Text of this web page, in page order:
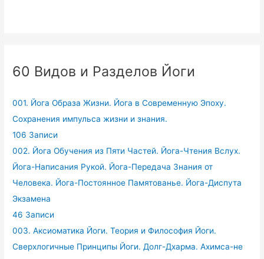
60 Видов и Разделов Йоги
001. Йога Образа Жизни. Йога в Современную Эпоху.
Сохранения импульса жизни и знания.
106 Записи
002. Йога Обучения из Пяти Частей. Йога-Чтения Вслух.
Йога-Написания Рукой. Йога-Передача Знания от
Человека. Йога-Постоянное Памятованье. Йога-Диспута
Экзамена
46 Записи
003. Аксиоматика Йоги. Теория и Философия Йоги.
Сверхлогичные Принципы Йоги. Долг-Дхарма. Ахимса-не